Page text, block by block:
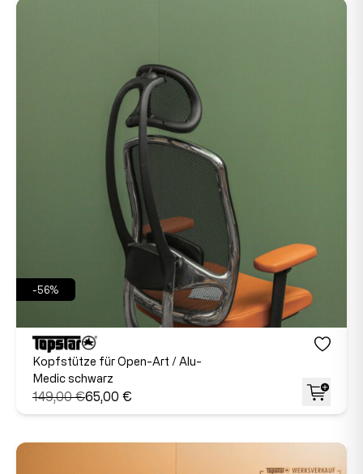
-56%
Kopfstütze für Open-Art / Alu-
Medic schwarz
149,00 €65,00 €